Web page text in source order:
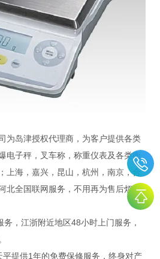
为岛津授权代理商，为客户提供各类
电子秤，叉车称，称重仪表及各类衡
上海，嘉兴，昆山，杭州，南京，合
北全国联网服务，不用再为售后烦
，江浙附近地区48小时上门服务，
提供1年的免费保修服务，终身对产